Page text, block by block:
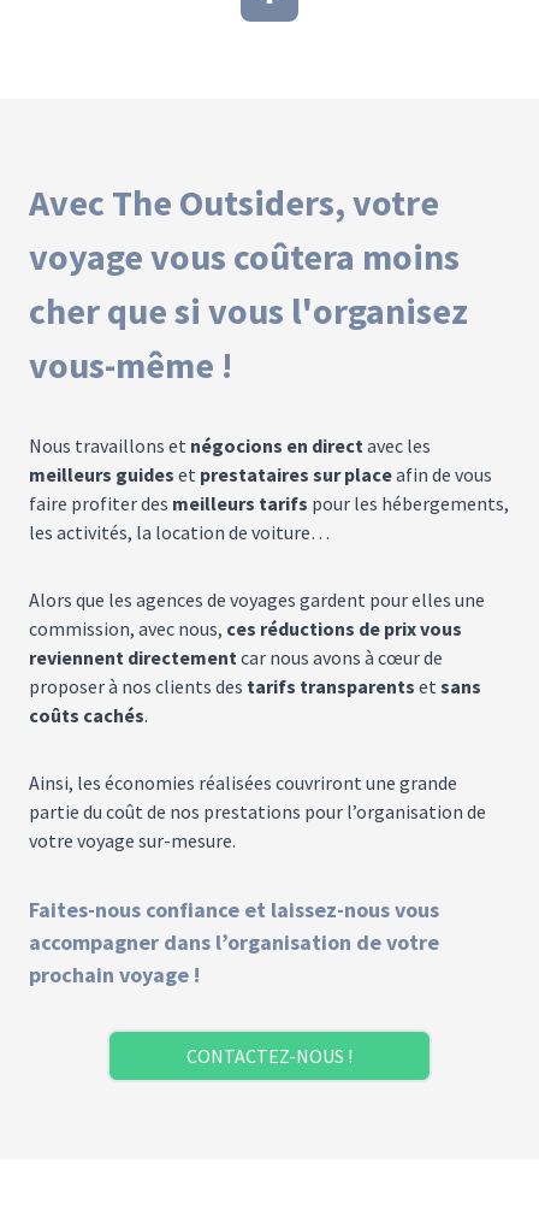
Avec The Outsiders, votre
voyage vous coûtera moins
cher que si vous l'organisez
vous-même !
Nous travaillons et négocions en directavec les
meilleurs guides et prestataires sur placeafin de vous
faire profiter des meilleurs tarifs pour les hébergements,
les activités, la location de voiture…
Alors que les agences de voyages gardent pour elles une
commission, avec nous, ces réductions de prix vous
reviennent directementcar nous avons à cœur de
proposer à nos clients des tarifs transparents et sans
coûts cachés.
Ainsi, les économies réalisées couvriront une grande
partie du coût de nos prestations pour l’organisation de
votre voyage sur-mesure.
Faites-nous confiance et laissez-nous vous
accompagner dans l’organisation de votre
prochain voyage !
CONTACTEZ-NOUS !